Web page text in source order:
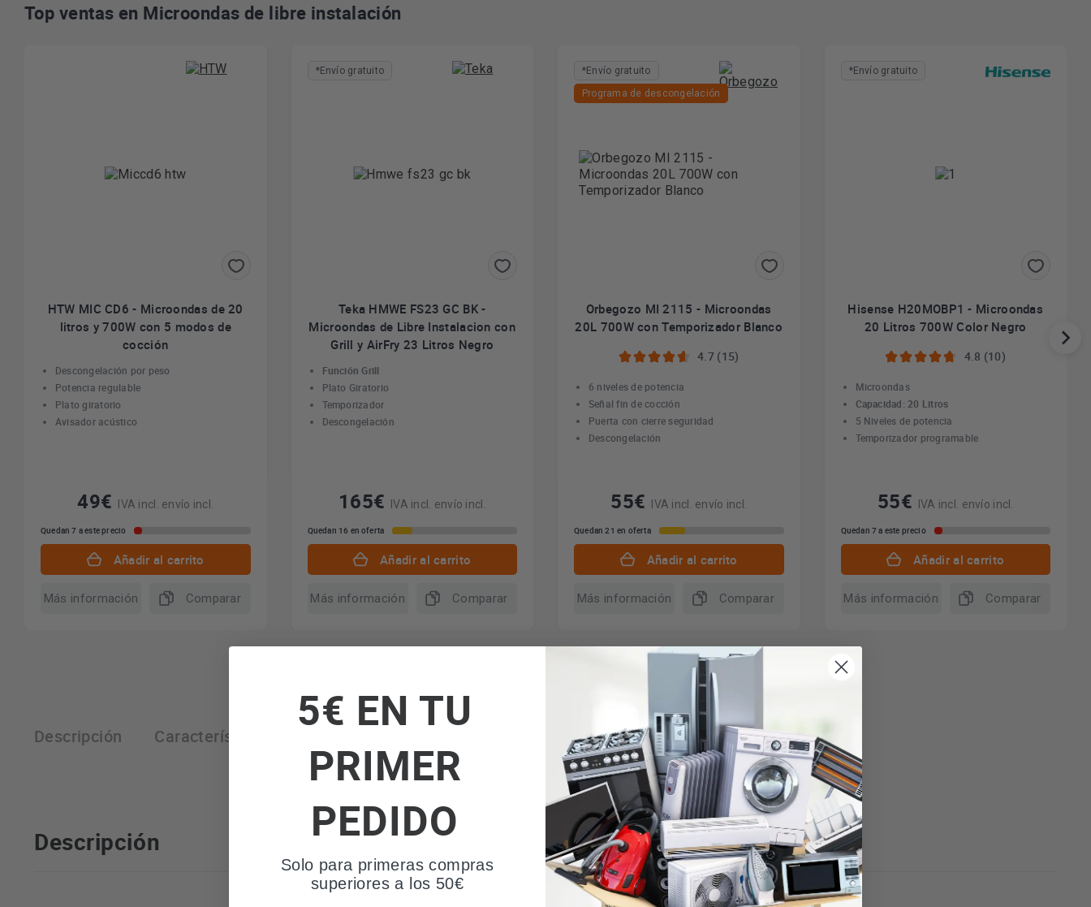
Top ventas en Microondas de libre instalación
HTW MIC CD6 - Microondas de 20
litros y 700W con 5 modos de
cocción
Descongelación por peso
Potencia regulable
Plato giratorio
Avisador acústico
49€ IVA incl. envío incl.
Quedan 7 a este precio
Añadir al carrito
Más información Comparar
*Envío gratuito
Teka HMWE FS23 GC BK -
Microondas de Libre Instalacion con
Grill y AirFry 23 Litros Negro
Función Grill
Plato Giratorio
Temporizador
Descongelación
165€ IVA incl. envío incl.
Quedan 16 en oferta
Añadir al carrito
Más información Comparar
*Envío gratuito
Programa de descongelación
Orbegozo MI 2115 - Microondas
20L 700W con Temporizador Blanco
4.7 (15)
6 niveles de potencia
Señal fin de cocción
Puerta con cierre seguridad
Descongelación
55€ IVA incl. envío incl.
Quedan 21 en oferta
Añadir al carrito
Más información Comparar
*Envío gratuito
Hisense H20MOBP1 - Microondas
20 Litros 700W Color Negro
4.8 (10)
Microondas
Capacidad: 20 Litros
5 Niveles de potencia
Temporizador programable
55€ IVA incl. envío incl.
Quedan 7 a este precio
Añadir al carrito
Más información Comparar
Descripción Características técnicas Valoraciones
Descripción
5€ EN TU
PRIMER
PEDIDO
Solo para primeras compras
superiores a los 50€